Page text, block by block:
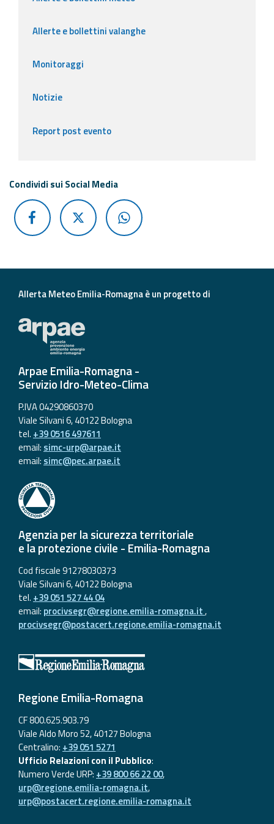
Allerte e bollettini valanghe
Monitoraggi
Notizie
Report post evento
Condividi sui Social Media
Allerta Meteo Emilia-Romagna è un progetto di
Arpae Emilia-Romagna -
Servizio Idro-Meteo-Clima
P.IVA 04290860370
Viale Silvani 6, 40122 Bologna
tel. +39 0516 497611
email: simc-urp@arpae.it
email: simc@pec.arpae.it
Agenzia per la sicurezza territoriale
e la protezione civile - Emilia-Romagna
Cod fiscale 91278030373
Viale Silvani 6, 40122 Bologna
tel. +39 051 527 44 04
email: procivsegr@regione.emilia-romagna.it,
procivsegr@postacert.regione.emilia-romagna.it
Regione Emilia-Romagna
CF 800.625.903.79
Viale Aldo Moro 52, 40127 Bologna
Centralino: +39 051 5271
Ufficio Relazioni con il Pubblico:
Numero Verde URP: +39 800 66 22 00,
urp@regione.emilia-romagna.it,
urp@postacert.regione.emilia-romagna.it